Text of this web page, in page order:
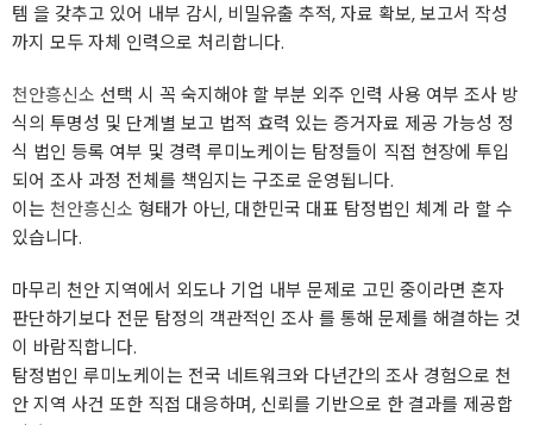
템 을 갖추고 있어 내부 감시, 비밀유출 추적, 자료 확보, 보고서 작성
까지 모두 자체 인력으로 처리합니다.
천안흥신소 선택 시 꼭 숙지해야 할 부분 외주 인력 사용 여부 조사 방
식의 투명성 및 단계별 보고 법적 효력 있는 증거자료 제공 가능성 정
식 법인 등록 여부 및 경력 루미노케이는 탐정들이 직접 현장에 투입
되어 조사 과정 전체를 책임지는 구조로 운영됩니다.
이는 천안흥신소 형태가 아닌, 대한민국 대표 탐정법인 체계 라 할 수
있습니다.
마무리 천안 지역에서 외도나 기업 내부 문제로 고민 중이라면 혼자
판단하기보다 전문 탐정의 객관적인 조사 를 통해 문제를 해결하는 것
이 바람직합니다.
탐정법인 루미노케이는 전국 네트워크와 다년간의 조사 경험으로 천
안 지역 사건 또한 직접 대응하며, 신뢰를 기반으로 한 결과를 제공합